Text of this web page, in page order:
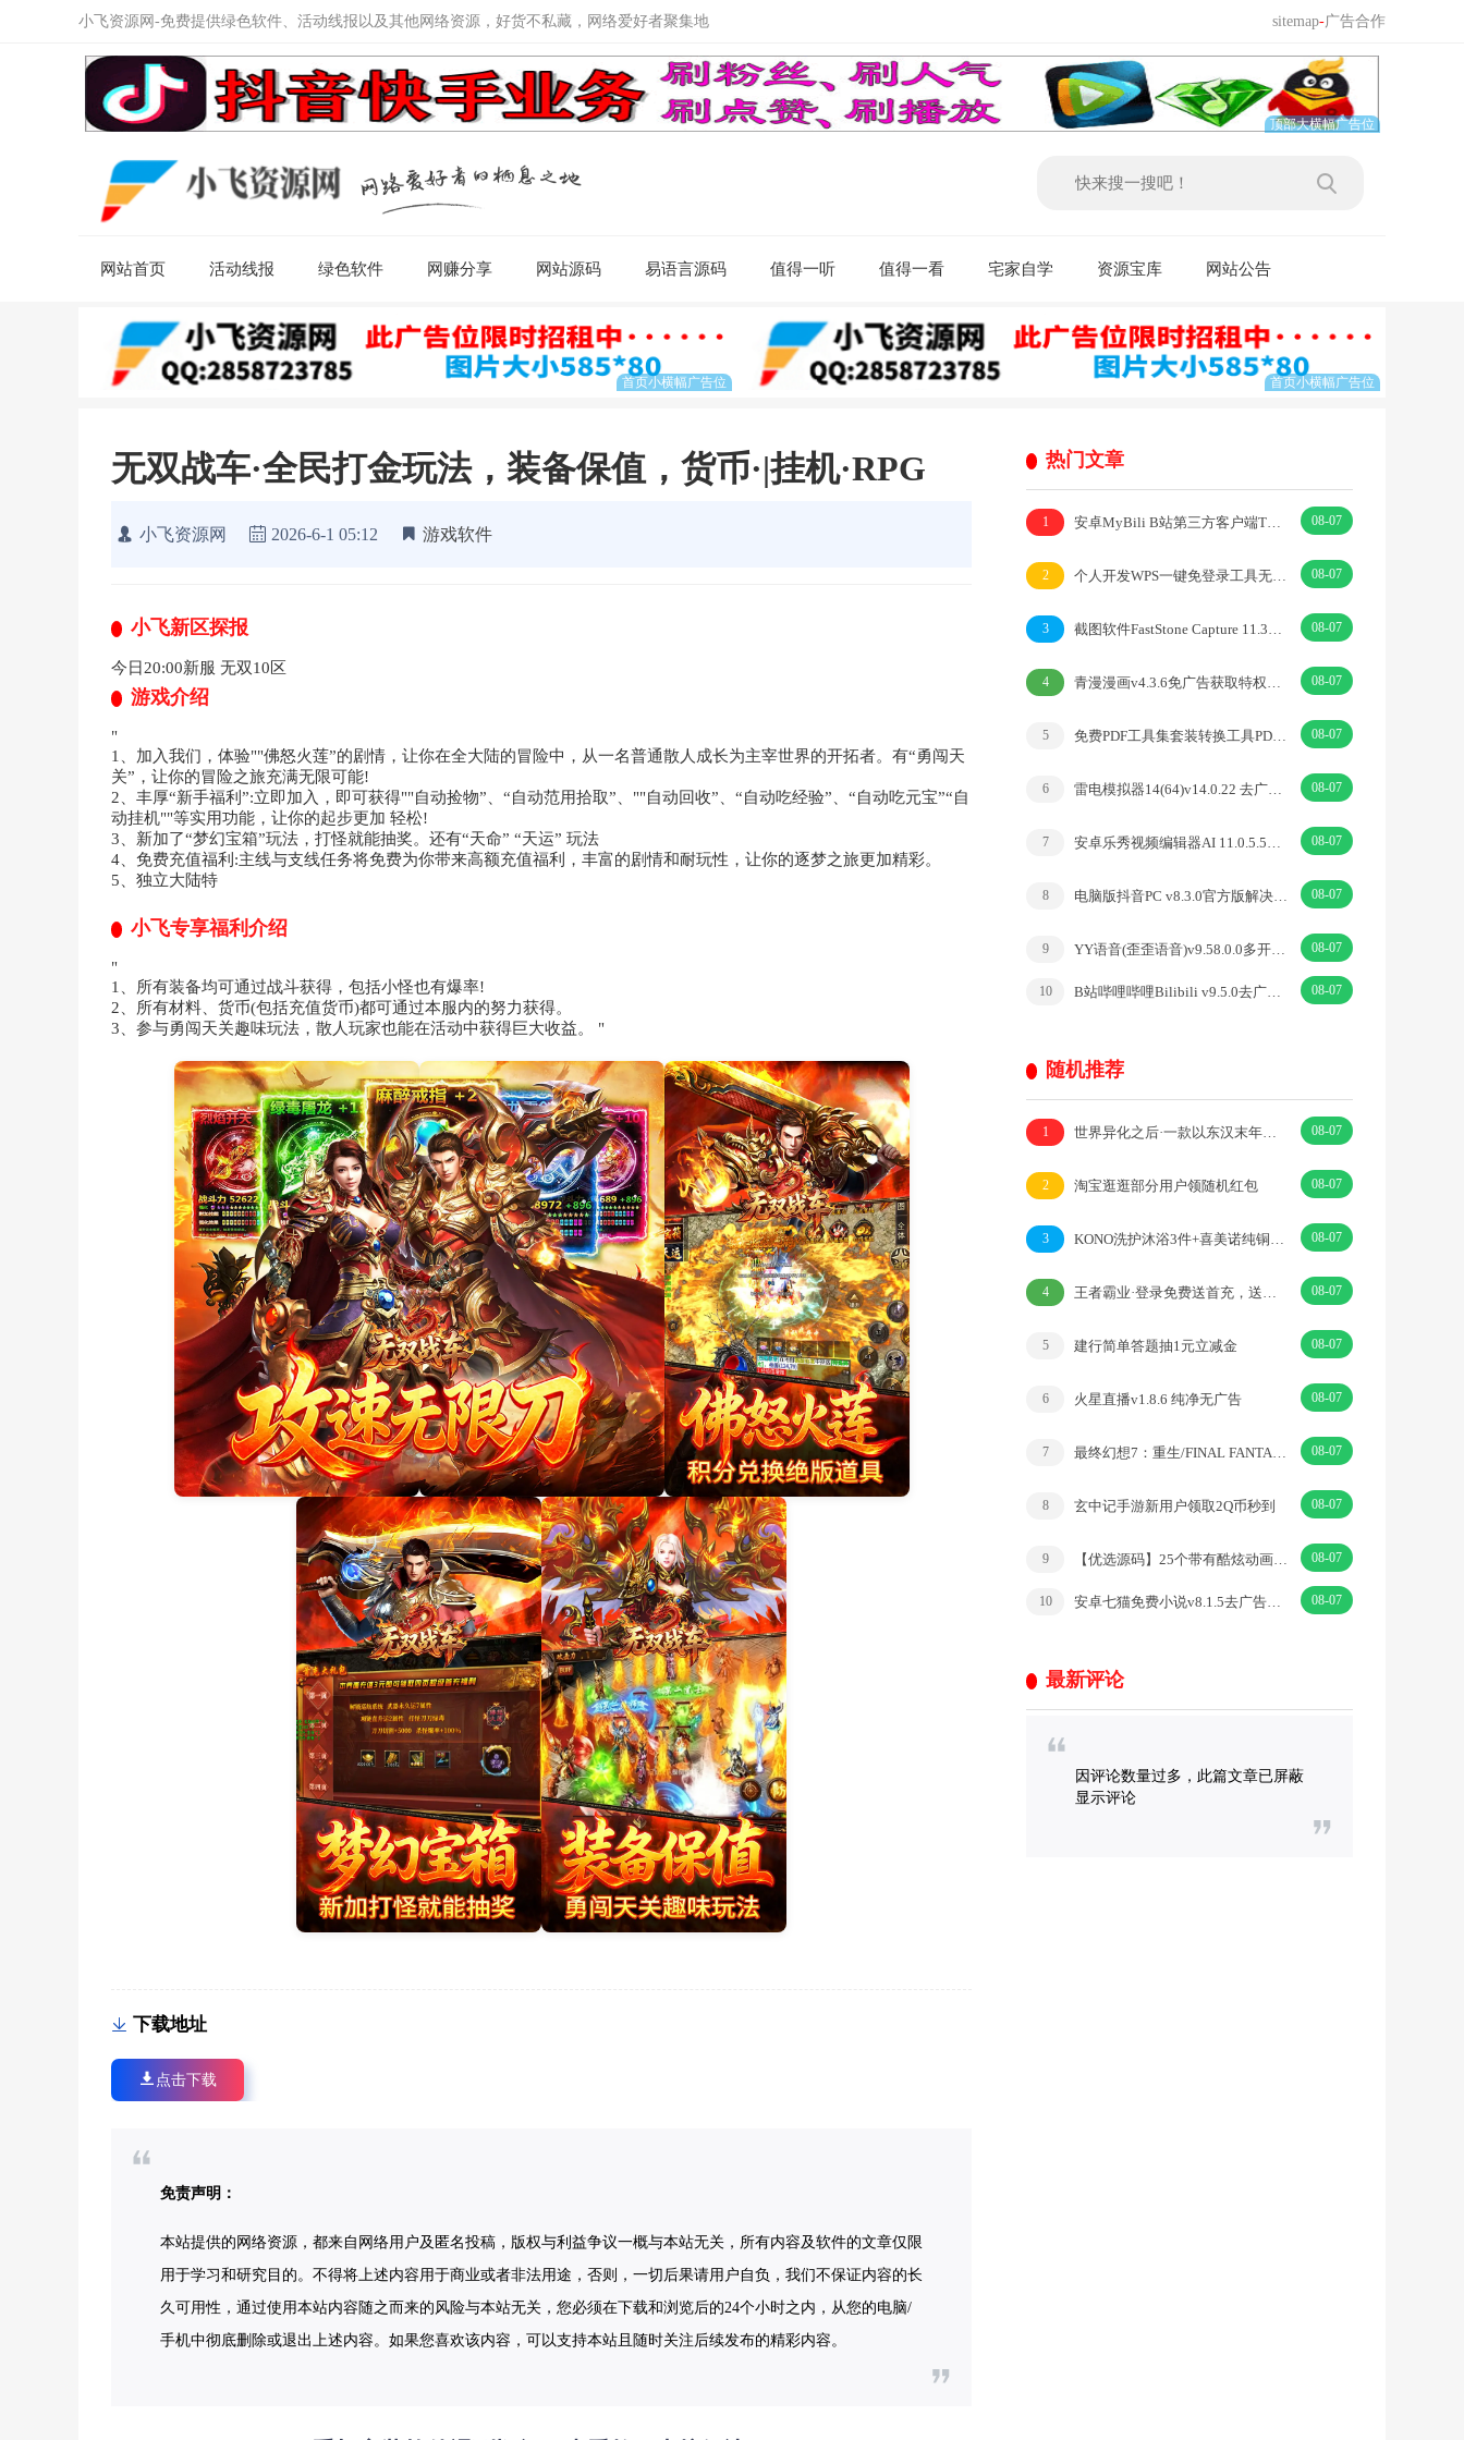
小飞资源网-免费提供绿色软件、活动线报以及其他网络资源，好货不私藏，网络爱好者聚集地 sitemap-广告合作
网站首页 活动线报 绿色软件 网赚分享 网站源码 易语言源码 值得一听 值得一看 宅家自学 资源宝库 网站公告
无双战车·全民打金玩法，装备保值，货币·|挂机·RPG
小飞资源网 2026-6-1 05:12 游戏软件
小飞新区探报
今日20:00新服 无双10区
游戏介绍
"
1、加入我们，体验""佛怒火莲”的剧情，让你在全大陆的冒险中，从一名普通散人成长为主宰世界的开拓者。有“勇闯天
关”，让你的冒险之旅充满无限可能!
2、丰厚“新手福利”:立即加入，即可获得""自动捡物”、“自动范用拾取”、""自动回收”、“自动吃经验”、“自动吃元宝”“自
动挂机""等实用功能，让你的起步更加 轻松!
3、新加了“梦幻宝箱”玩法，打怪就能抽奖。还有“天命” “天运” 玩法
4、免费充值福利:主线与支线任务将免费为你带来高额充值福利，丰富的剧情和耐玩性，让你的逐梦之旅更加精彩。
5、独立大陆特
小飞专享福利介绍
"
1、所有装备均可通过战斗获得，包括小怪也有爆率!
2、所有材料、货币(包括充值货币)都可通过本服内的努力获得。
3、参与勇闯天关趣味玩法，散人玩家也能在活动中获得巨大收益。 "
下载地址
点击下载
免责声明：
本站提供的网络资源，都来自网络用户及匿名投稿，版权与利益争议一概与本站无关，所有内容及软件的文章仅限
用于学习和研究目的。不得将上述内容用于商业或者非法用途，否则，一切后果请用户自负，我们不保证内容的长
久可用性，通过使用本站内容随之而来的风险与本站无关，您必须在下载和浏览后的24个小时之内，从您的电脑/
手机中彻底删除或退出上述内容。如果您喜欢该内容，可以支持本站且随时关注后续发布的精彩内容。
热门文章
1 安卓MyBili B站第三方客户端TV版v1.6.9 08-07
2 个人开发WPS一键免登录工具无需登录账号 08-07
3 截图软件FastStone Capture 11.3中文绿色版 08-07
4 青漫漫画v4.3.6免广告获取特权重制修复版 08-07
5 免费PDF工具集套装转换工具PDFgear v2.1.18 08-07
6 雷电模拟器14(64)v14.0.22 去广告绿色纯净版 08-07
7 安卓乐秀视频编辑器AI 11.0.5.5去广告解锁VIP版 08-07
8 电脑版抖音PC v8.3.0官方版解决网页切换烦恼 08-07
9 YY语音(歪歪语音)v9.58.0.0多开去广告绿色版 08-07
10 B站哔哩哔哩Bilibili v9.5.0去广告内置漫游模块版 08-07
随机推荐
1 世界异化之后·一款以东汉末年为背景的策略卡·|卡牌·三国 08-07
2 淘宝逛逛部分用户领随机红包 08-07
3 KONO洗护沐浴3件+喜美诺纯铜插排+飞利浦电动剃须刀 08-07
4 王者霸业·登录免费送首充，送时装·|传奇·RPG 08-07
5 建行简单答题抽1元立减金 08-07
6 火星直播v1.8.6 纯净无广告 08-07
7 最终幻想7：重生/FINAL FANTASY VII REBIRTH 08-07
8 玄中记手游新用户领取2Q币秒到 08-07
9 【优选源码】25个带有酷炫动画的创意404错误页面源码 08-07
10 安卓七猫免费小说v8.1.5去广告解锁VIP破解版 08-07
最新评论
因评论数量过多，此篇文章已屏蔽
显示评论